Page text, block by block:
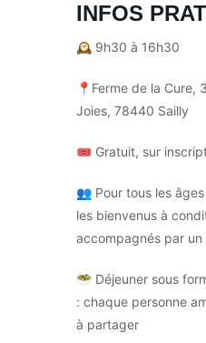
INFOS
🕰 9h30 à 16h30
📍 Ferme de la Cure,
Joies, 78440 Sailly
🎟 Gratuit, sur
👥 Pour tous les
les bienvenus à
accompagnés par un
🥗 Déjeuner sous
: chaque personne
à partager